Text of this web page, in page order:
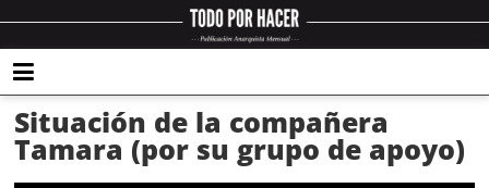
Situación de la compañera
Tamara (por su grupo de apoyo)